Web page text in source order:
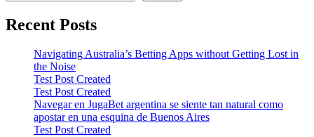
Recent Posts
Navigating Australia’s Betting Apps without Getting Lost in
the Noise
Test Post Created
Test Post Created
Navegar en JugaBet argentina se siente tan natural como
apostar en una esquina de Buenos Aires
Test Post Created